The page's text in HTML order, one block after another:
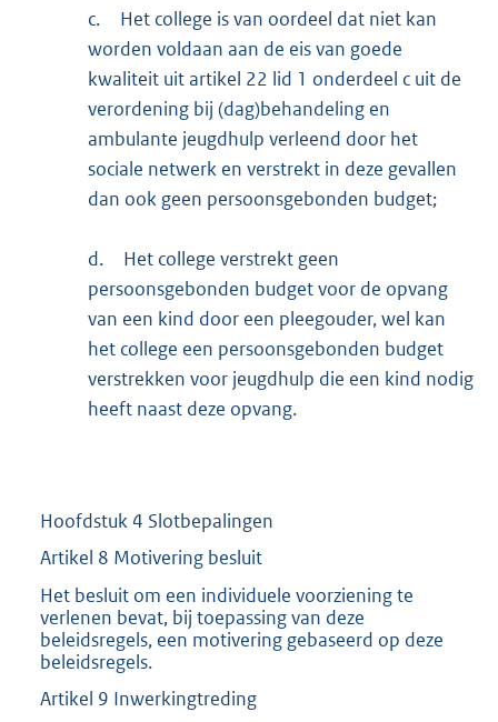
c.
Het college is van oordeel dat niet kan
worden voldaan aan de eis van goede
kwaliteit uit artikel 22 lid 1 onderdeel c uit de
verordening bij (dag)behandeling en
ambulante jeugdhulp verleend door het
sociale netwerk en verstrekt in deze gevallen
dan ook geen persoonsgebonden budget;
d.
Het college verstrekt geen
persoonsgebonden budget voor de opvang
van een kind door een pleegouder, wel kan
het college een persoonsgebonden budget
verstrekken voor jeugdhulp die een kind nodig
heeft naast deze opvang.
Hoofdstuk 4 Slotbepalingen
Artikel 8 Motivering besluit
Het besluit om een individuele voorziening te
verlenen bevat, bij toepassing van deze
beleidsregels, een motivering gebaseerd op deze
beleidsregels.
Artikel 9 Inwerkingtreding